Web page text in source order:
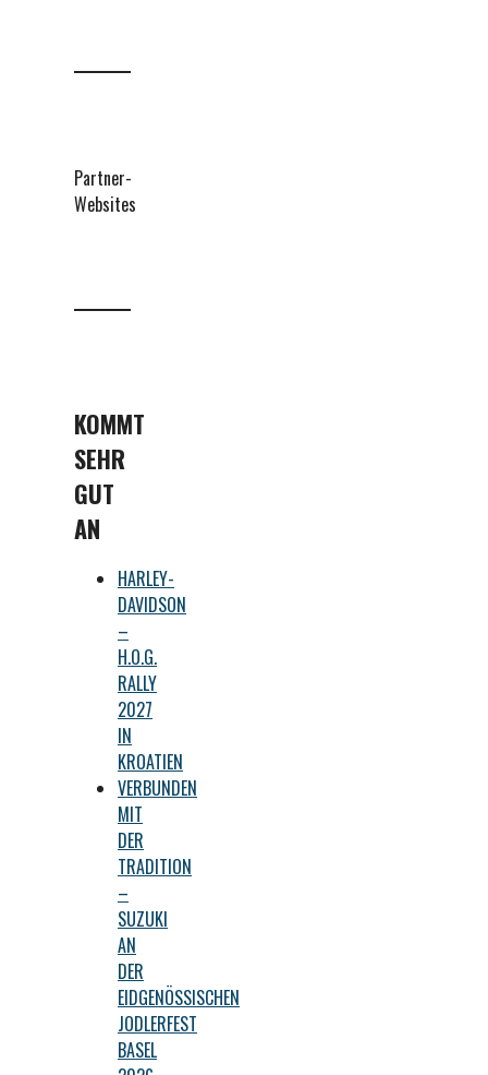
Partner-
Websites
KOMMT
SEHR
GUT
AN
HARLEY-
DAVIDSON
–
H.O.G.
RALLY
2027
IN
KROATIEN
VERBUNDEN
MIT
DER
TRADITION
–
SUZUKI
AN
DER
EIDGENÖSSISCHEN
JODLERFEST
BASEL